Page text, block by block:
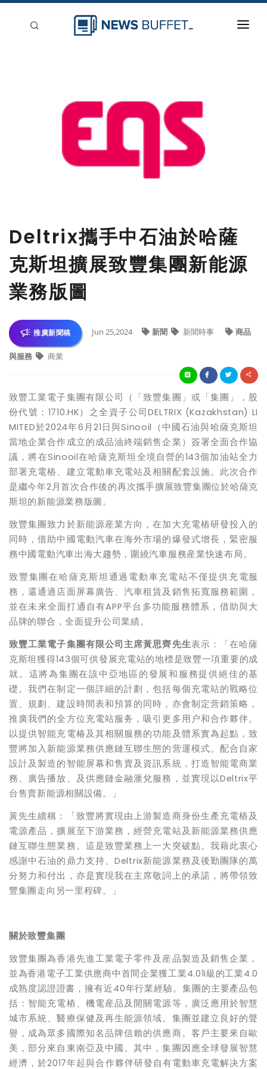
Deltrix攜手中石油於哈薩
克斯坦擴展致豐集團新能源
業務版圖
推廣新聞稿 Jun 25,2024 新聞 新聞時事 商品
與服務 商業
致豐工業電子集團有限公司（「致豐集團」或「集團」，股
份代號：1710.HK）之全資子公司DELTRIX (Kazakhstan) LI
MITED於2024年6月21日與Sinooil（中國石油與哈薩克斯坦
當地企業合作成立的成品油終端銷售企業）簽署全面合作協
議，將在Sinooil在哈薩克斯坦全境自營的143個加油站全力
部署充電樁、建立電動車充電站及相關配套設施。此次合作
是繼今年2月首次合作後的再次攜手擴展致豐集團位於哈薩克
斯坦的新能源業務版圖。
致豐集團致力於新能源産業方向，在加大充電樁研發投入的
同時，借助中國電動汽車在海外市場的爆發式增長，緊密服
務中國電動汽車出海大趨勢，圍繞汽車服務産業快速布局。
致豐集團在哈薩克斯坦通過電動車充電站不僅提供充電服
務，還通過店面屏幕廣告、汽車租賃及銷售拓寬服務範圍，
並在未來全面打通自有APP平台多功能服務體系，借助與大
品牌的聯合，全面提升公司業績。
致豐工業電子集團有限公司主席黃思齊先生表示：「在哈薩
克斯坦獲得143個可供發展充電站的地標是致豐一項重要的成
就。這將為集團在該中亞地區的發展和服務提供絕佳的基
礎。我們在制定一個詳細的計劃，包括每個充電站的戰略位
置、規劃、建設時間表和預算的同時，亦會制定营銷策略，
推廣我們的全方位充電站服务，吸引更多用户和合作夥伴。
以提供智能充電椿及其相關服務的功能及體系實為起點，致
豐將加入新能源業務供應鏈互聯生態的营運模式。配合自家
設計及製造的智能屏幕和售賣及資訊系統，打造智能電商業
務、廣告播放、及供應鏈金融滙兌服務，並實現以Deltrix平
台售賣新能源相關設備。」
黃先生續稱：「致豐將實現由上游製造商身份生產充電樁及
電源產品，擴展至下游業務，經營充電站及新能源業務供應
鏈互聯生態業務。這是致豐業務上一大突破點。我藉此衷心
感謝中石油的鼎力支持、Deltrix新能源業務及後勤團隊的萬
分努力和付出，亦是實現我在主席敬詞上的承諾，將帶領致
豐集團走向另一里程碑。」
關於致豐集團
致豐集團為香港先進工業電子零件及産品製造及銷售企業，
並為香港電子工業供應商中首間企業獲工業4.01i級的工業4.0
成熟度認證證書，擁有近40年行業經驗。集團的主要產品包
括：智能充電樁、機電産品及開關電源等，廣泛應用於智慧
城市系統、醫療保健及再生能源領域。集團並建立良好的聲
譽，成為眾多國際知名品牌信賴的供應商。客戶主要來自歐
美，部分來自東南亞及中國。其中，集團因應全球發展智慧
經濟，於2017年起與合作夥伴研發自有電動車充電解决方案